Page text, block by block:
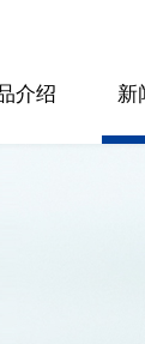
介绍 新